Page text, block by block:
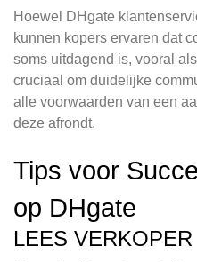
Hoewel DHgate
kunnen kopers ervaren dat
soms uitdagend is, vooral
cruciaal om duidelijke
alle voorwaarden van een
deze afrondt.
Tips voor
op DHgate
LEES